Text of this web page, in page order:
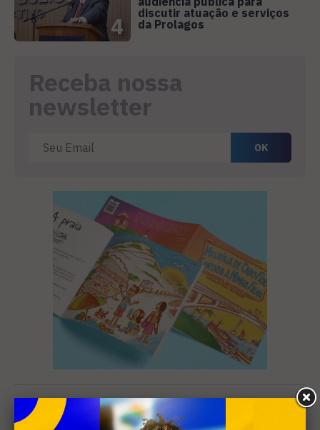
4
discutir atuação e serviços
da Prolagos
Receba nossa
newsletter